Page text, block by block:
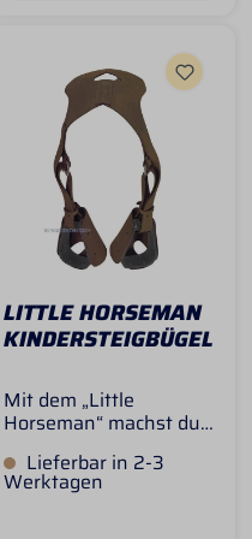
LITTLE HORSEMAN
KINDERSTEIGBÜGEL
Mit dem „Little
Horseman“ machst du
im Handumdrehen
kindgerecht. Die
Lieferbar in 2-3
Werktagen